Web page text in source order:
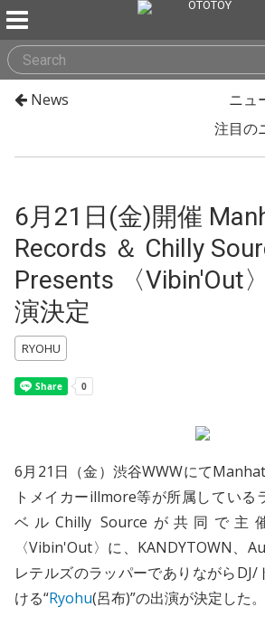
News
ニュ
注目の
6月21日(金)開催
Records ＆ Chilly
Presents 〈Vibin'Out
演決定
RYOHU
6月21日（金）渋谷WWWにて
トメイカーillmore等が所属している
ベルChilly Sourceが共同で主
〈Vibin'Out〉に、KANDYTOWN、
レテルズのラッパーでありながらDJ/
ける“Ryohu(呂布)”の出演が決定した。